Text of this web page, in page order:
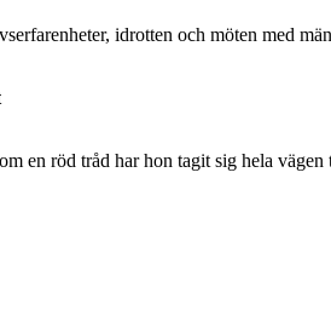
idrotten och möten med
en röd tråd har hon tagit sig hela